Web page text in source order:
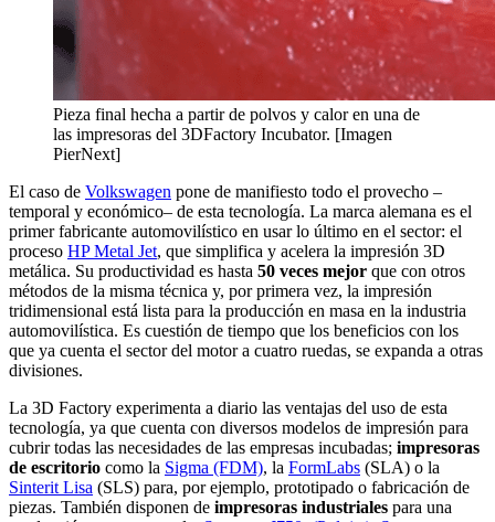
Pieza final hecha a partir de polvos y calor en una de
las impresoras del 3DFactory Incubator. [Imagen
PierNext]
El caso de Volkswagen pone de manifiesto todo el provecho –
temporal y económico– de esta tecnología. La marca alemana es el
primer fabricante automovilístico en usar lo último en el sector: el
proceso HP Metal Jet, que simplifica y acelera la impresión 3D
metálica. Su productividad es hasta 50 veces mejor que con otros
métodos de la misma técnica y, por primera vez, la impresión
tridimensional está lista para la producción en masa en la industria
automovilística. Es cuestión de tiempo que los beneficios con los
que ya cuenta el sector del motor a cuatro ruedas, se expanda a otras
divisiones.
La 3D Factory experimenta a diario las ventajas del uso de esta
tecnología, ya que cuenta con diversos modelos de impresión para
cubrir todas las necesidades de las empresas incubadas; impresoras
de escritorio como la Sigma (FDM), la FormLabs (SLA) o la
Sinterit Lisa (SLS) para, por ejemplo, prototipado o fabricación de
piezas. También disponen de impresoras industriales para una